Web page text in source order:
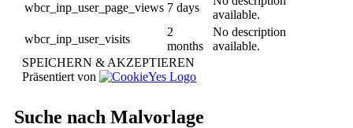
wbcr_inp_user_page_views 7 days
available.
wbcr_inp_user_visits
2
months
No description
available.
SPEICHERN & AKZEPTIEREN
Präsentiert von
Suche nach Malvorlage